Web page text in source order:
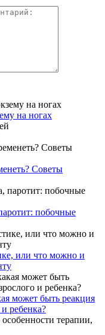
на ногах
Советы
побочные
или что можно и
может быть реакция
ребенка?